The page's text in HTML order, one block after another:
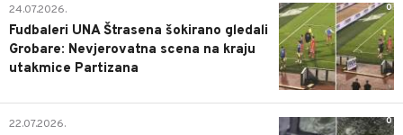
0
24.07.2026.
Fudbaleri UNA Štrasena šokirano gledali
Grobare: Nevjerovatna scena na kraju
utakmice Partizana
0
22.07.2026.